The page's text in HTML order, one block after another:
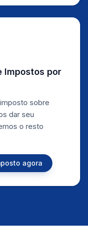
Impostos por
sobre
dar seu
o resto
agora